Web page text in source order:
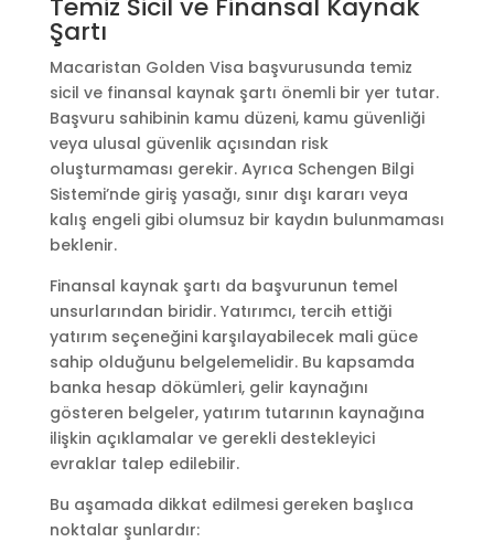
Temiz Sicil ve Finansal Kaynak
Şartı
Macaristan Golden Visa başvurusunda temiz
sicil ve finansal kaynak şartı önemli bir yer tutar.
Başvuru sahibinin kamu düzeni, kamu güvenliği
veya ulusal güvenlik açısından risk
oluşturmaması gerekir. Ayrıca Schengen Bilgi
Sistemi’nde giriş yasağı, sınır dışı kararı veya
kalış engeli gibi olumsuz bir kaydın bulunmaması
beklenir.
Finansal kaynak şartı da başvurunun temel
unsurlarından biridir. Yatırımcı, tercih ettiği
yatırım seçeneğini karşılayabilecek mali güce
sahip olduğunu belgelemelidir. Bu kapsamda
banka hesap dökümleri, gelir kaynağını
gösteren belgeler, yatırım tutarının kaynağına
ilişkin açıklamalar ve gerekli destekleyici
evraklar talep edilebilir.
Bu aşamada dikkat edilmesi gereken başlıca
noktalar şunlardır: